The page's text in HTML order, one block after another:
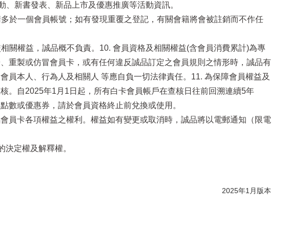
新書發表、新品上市及優惠推廣等活動資訊。
於一個會員帳號；如有發現重覆之登記，有關會籍將會被註銷而不作任
關權益，誠品概不負責。10. 會員資格及相關權益(含會員消費累計)為專
重製或仿冒會員卡，或有任何違反誠品訂定之會員規則之情形時，誠品有
本人、行為人及相關人 等應自負一切法律責任。11. 為保障會員權益及
。自2025年1月1日起，所有白卡會員帳戶在查核日往前回溯連續5年
數或優惠券，請於會員資格終止前兌換或使用。
員卡各項權益之權利。權益如有變更或取消時，誠品將以電郵通知（限電
定權及解釋權。
2025年1月版本